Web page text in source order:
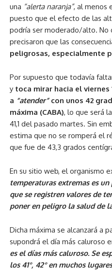
una “alerta naranja”, al menos
puesto que el efecto de las
podría ser moderado/alto. No
precisaron que las
peligrosas, especialmente
Por supuesto que todavía
y toca mirar hacia el viernes
a “atender”con unos 42
máxima (CABA), lo que será
41,1 del pasado martes. Sin
estima que no se romperá el
que fue de 43,3 grados
En su sitio web, el organismo
temperaturas extremas es
que se registren valores de
poner en peligro la salud de
Dicha máxima se alcanzará a
supondrá el día más caluroso
es el días más caluroso. Se
los 41°, 42° en muchos